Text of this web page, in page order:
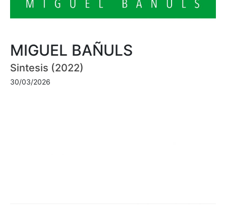
MIGUEL BAÑULS
Sintesis (2022)
30/03/2026